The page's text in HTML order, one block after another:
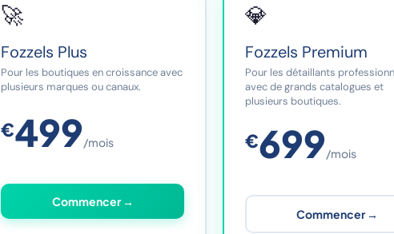
🚀
Fozzels Plus
Pour les boutiques en croissance avec
plusieurs marques ou canaux.
€499/mois
Commencer →
💎
Fozzels Premium
Pour les détaillants
avec de grands catalogues et
plusieurs boutiques.
€699/mois
Commencer →